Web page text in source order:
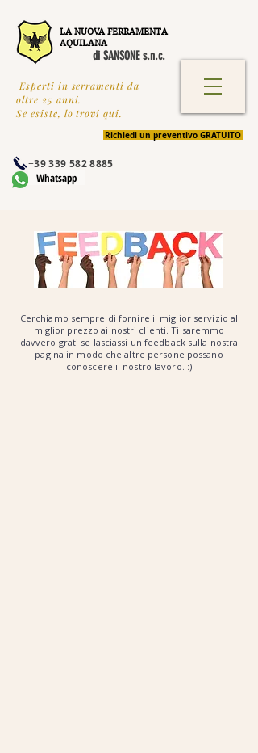
LA NUOVA FERRAMENTA
AQUILANA
di SANSONE s.n.c.
Esperti in serramenti da
oltre 25 anni.
Se esiste, lo trovi qui.
Richiedi un preventivo GRATUITO
+39 339 582 8885
Whatsapp
Cerchiamo sempre di fornire il miglior servizio al
miglior prezzo ai nostri clienti. Ti saremmo
davvero grati se lasciassi un feedback sulla nostra
pagina in modo che altre persone possano
conoscere il nostro lavoro. :)